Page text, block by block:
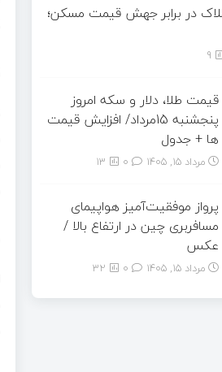
در برابر جهش قیمت مسکن؛
9
قیمت طلا، دلار و سکه امروز
پنجشنبه 15مرداد/ افزایش قیمت
ها + جدول
مرداد ۱۵, ۱۴۰۵ 13
پرواز موفقیت‌آمیز هواپیمای
مسافربری چین در ارتفاع بالا /
عکس
مرداد ۱۵, ۱۴۰۵ 32